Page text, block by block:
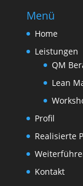
Menü
Home
Leistungen
QM
Lean
Profil
Realisierte
Kontakt